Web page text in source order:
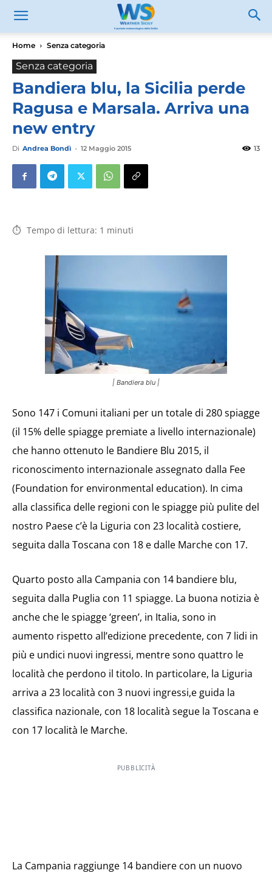
Home Senza categoria
Senza categoria
Bandiera blu, la Sicilia perde
Ragusa e Marsala. Arriva una
new entry
Di Andrea Bondì - 12 Maggio 2015 13
Tempo di lettura: 1 minuti
| Bandiera blu |
Sono 147 i Comuni italiani per un totale di 280 spiagge
(il 15% delle spiagge premiate a livello internazionale)
che hanno ottenuto le Bandiere Blu 2015, il
riconoscimento internazionale assegnato dalla Fee
(Foundation for environmental education). In cima
alla classifica delle regioni con le spiagge più pulite del
nostro Paese c’è la Liguria con 23 località costiere,
seguita dalla Toscana con 18 e dalle Marche con 17.
Quarto posto alla Campania con 14 bandiere blu,
seguita dalla Puglia con 11 spiagge. La buona notizia è
anche che le spiagge ‘green’, in Italia, sono in
aumento rispetto all’edizione precedente, con 7 lidi in
più e undici nuovi ingressi, mentre sono quattro le
località che perdono il titolo. In particolare, la Liguria
arriva a 23 località con 3 nuovi ingressi,e guida la
classifica nazionale, con 18 località segue la Toscana e
con 17 località le Marche.
PUBBLICITÀ
La Campania raggiunge 14 bandiere con un nuovo